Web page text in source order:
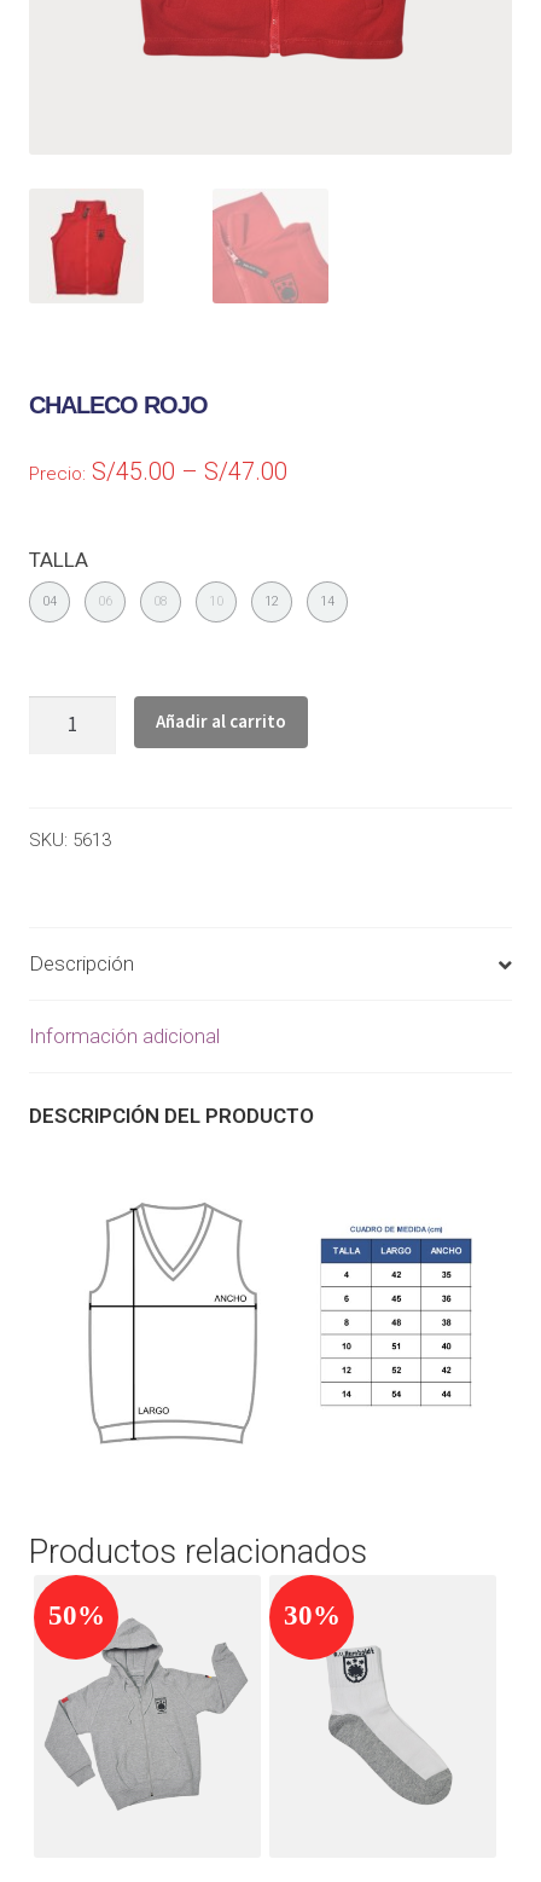
CHALECO ROJO
Precio: S/45.00 –S/47.00
TALLA
04 06 08 10 12 14
Añadir al carrito
SKU: 5613
Descripción
Información adicional
DESCRIPCIÓN DEL PRODUCTO
Productos relacionados
50% 30%